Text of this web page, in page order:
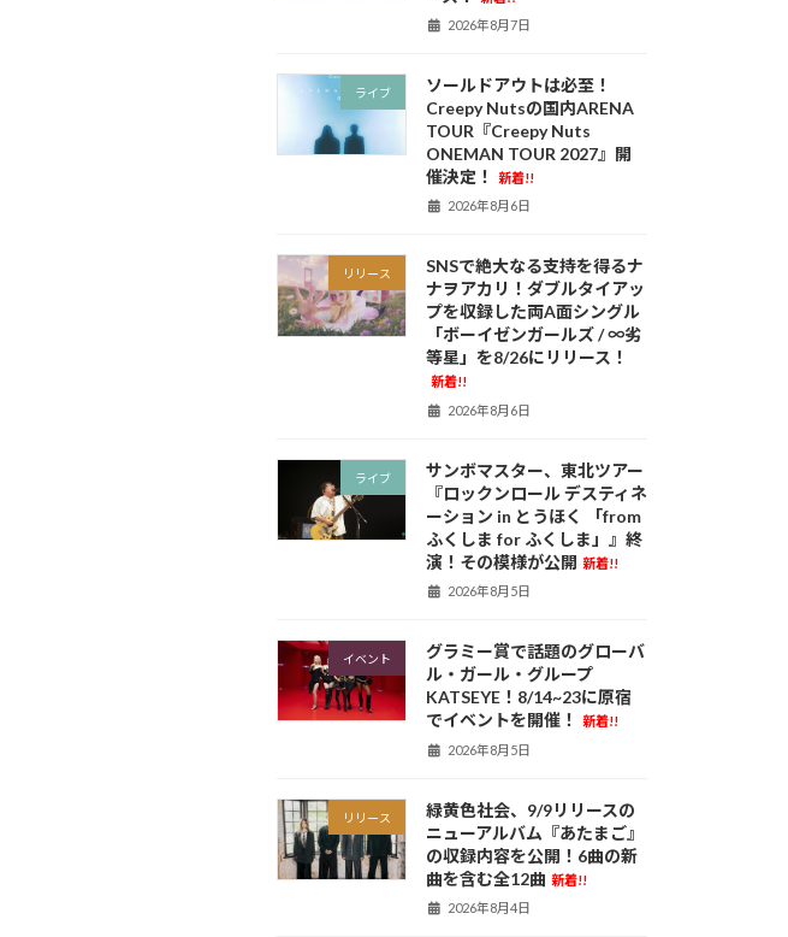
2026年8月7日
ライブ
ソールドアウトは必至！
Creepy Nutsの国内ARENA
TOUR『Creepy Nuts
ONEMAN TOUR 2027』開
催決定！
新着!!
2026年8月6日
リリース
SNSで絶大なる支持を得るナ
ナヲアカリ！ダブルタイアッ
プを収録した両A面シングル
「ボーイゼンガールズ / ∞劣
等星」を8/26にリリース！
新着!!
2026年8月6日
ライブ
サンボマスター、東北ツアー
『ロックンロール デスティネ
ーション in とうほく 「from
ふくしま for ふくしま」』終
演！その模様が公開 新着!!
2026年8月5日
イベント
グラミー賞で話題のグローバ
ル・ガール・グループ
KATSEYE！8/14~23に原宿
でイベントを開催！
新着!!
2026年8月5日
リリース
緑黄色社会、9/9リリースの
ニューアルバム『あたまご』
の収録内容を公開！6曲の新
曲を含む全12曲 新着!!
2026年8月4日